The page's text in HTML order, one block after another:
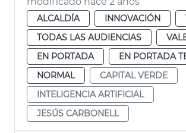
ALCALDÍA INNOVACIÓN
TODAS LAS AUDIENCIAS
EN PORTADA
EN PORTADA
NORMAL
CAPITAL VERDE
INTELIGENCIA ARTIFICIAL
JESÚS CARBONELL